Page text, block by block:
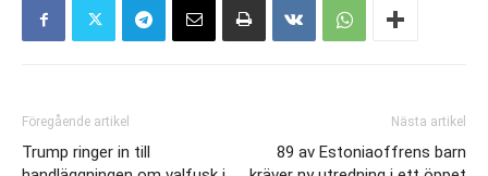
Föregående artikel
Trump ringer in till
Nästa artikel
89 av Estoniaoffrens barn